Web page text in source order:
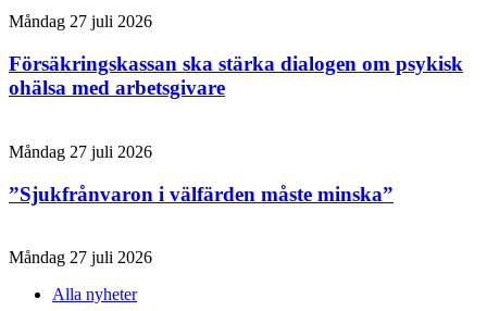
Måndag 27 juli 2026
Försäkringskassan ska stärka dialogen om psykisk
ohälsa med arbetsgivare
Måndag 27 juli 2026
”Sjukfrånvaron i välfärden måste minska”
Måndag 27 juli 2026
Alla nyheter